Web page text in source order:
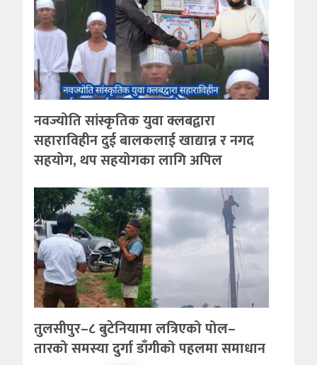
नवज्योति सांस्कृतिक युवा क्लबद्वारा
सहाराविहीन दुई बालकलाई खाद्यान्न र नगद
सहयोग, थप सहयोगका लागि अपिल
तुलसीपुर–८ बुटेनियामा लत्रिएको पोल–
तारको समस्या दुर्गा डाँगीको पहलमा समाधान